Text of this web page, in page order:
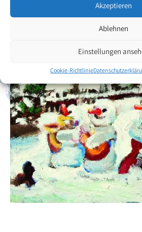
Akzeptieren
Ablehnen
Einstellungen
Cookie-Richtlinie
Zurück zur Künstlerübersicht